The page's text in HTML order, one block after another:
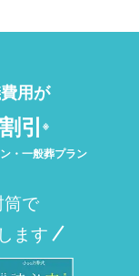
用が
引※
・一般葬プラン
で
ます